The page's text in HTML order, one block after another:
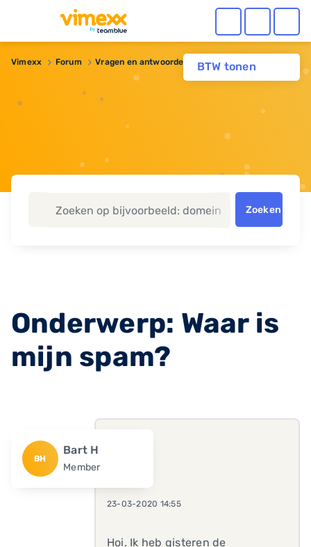
BTW tonen
Vimexx Forum Vragen en antwoorden Waar is mijn spam?
Zoeken
Onderwerp: Waar is
mijn spam?
BH
Bart H
Member
23-03-2020 14:55
Hoi. Ik heb gisteren de